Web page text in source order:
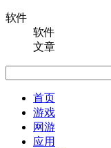
软件
软件
文章
首页
游戏
网游
应用